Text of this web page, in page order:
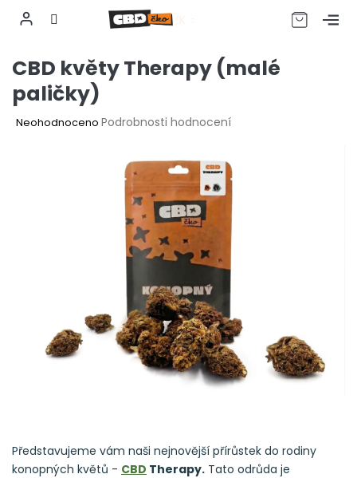
na
CZK
CBD květy Therapy (malé
paličky)
Průměrné
Neohodnoceno Podrobnosti hodnocení
Představujeme vám naši nejnovější přírůstek do rodiny
konopných květů - CBD Therapy. Tato odrůda je